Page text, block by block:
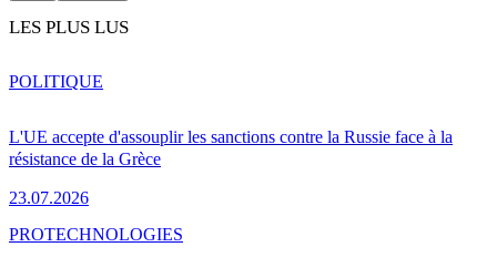
LES PLUS LUS
L'UE accepte d'assouplir les sanctions contre la Russie face à la
résistance de la Grèce
23.07.2026
POLITIQUE
PROTECHNOLOGIES